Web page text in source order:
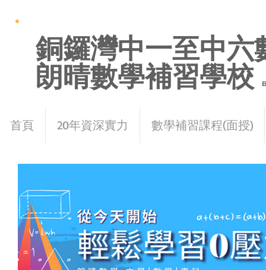
銅鑼灣中一至中六
朗晴數學補習學校
首頁 20年資深實力 數學補習課程(面授)